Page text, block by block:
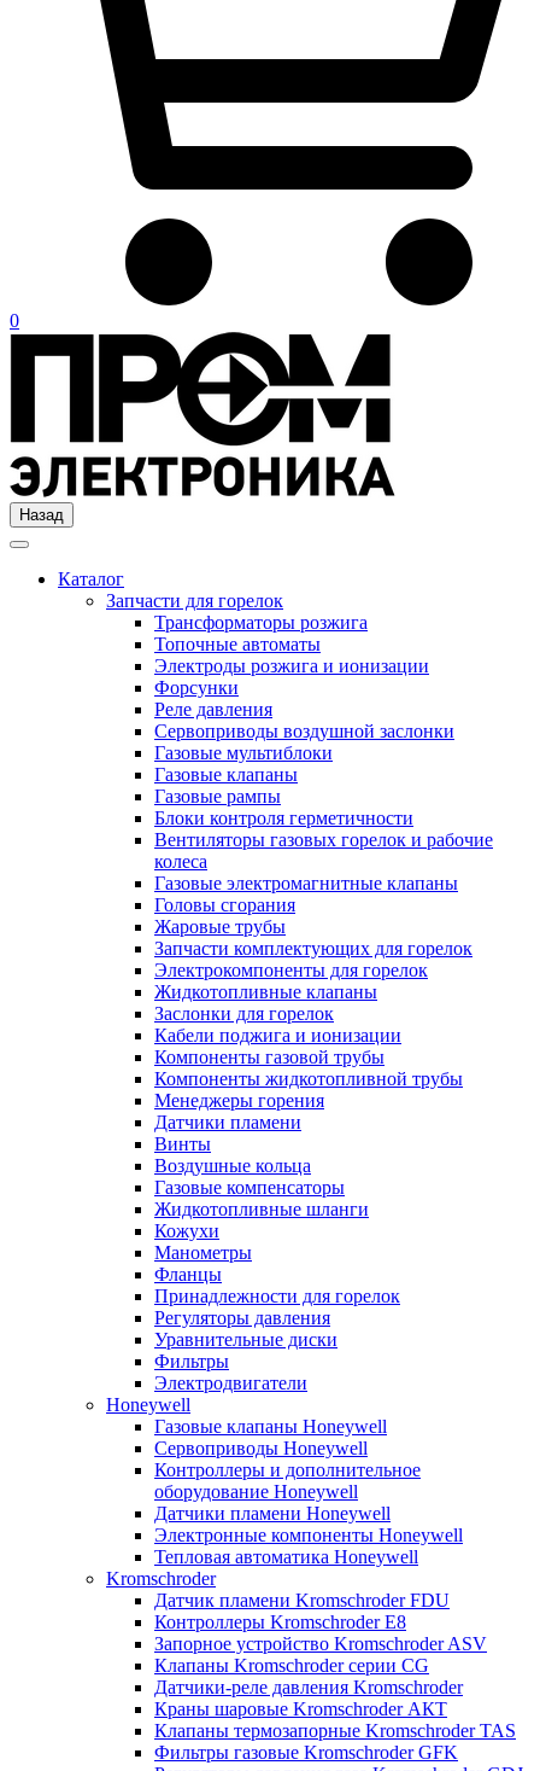
0
Назад
Каталог
Запчасти для горелок
Трансформаторы розжига
Топочные автоматы
Электроды розжига и ионизации
Форсунки
Реле давления
Сервоприводы воздушной заслонки
Газовые мультиблоки
Газовые клапаны
Газовые рампы
Блоки контроля герметичности
Вентиляторы газовых горелок и рабочие
колеса
Газовые электромагнитные клапаны
Головы сгорания
Жаровые трубы
Запчасти комплектующих для горелок
Электрокомпоненты для горелок
Жидкотопливные клапаны
Заслонки для горелок
Кабели поджига и ионизации
Компоненты газовой трубы
Компоненты жидкотопливной трубы
Менеджеры горения
Датчики пламени
Винты
Воздушные кольца
Газовые компенсаторы
Жидкотопливные шланги
Кожухи
Манометры
Фланцы
Принадлежности для горелок
Регуляторы давления
Уравнительные диски
Фильтры
Электродвигатели
Honeywell
Газовые клапаны Honeywell
Сервоприводы Honeywell
Контроллеры и дополнительное
оборудование Honeywell
Датчики пламени Honeywell
Электронные компоненты Honeywell
Тепловая автоматика Honeywell
Kromschroder
Датчик пламени Kromschroder FDU
Контроллеры Kromschroder E8
Запорное устройство Kromschroder ASV
Клапаны Kromschroder серии CG
Датчики-реле давления Kromschroder
Краны шаровые Kromschroder АКТ
Клапаны термозапорные Kromschroder TAS
Фильтры газовые Kromschroder GFK